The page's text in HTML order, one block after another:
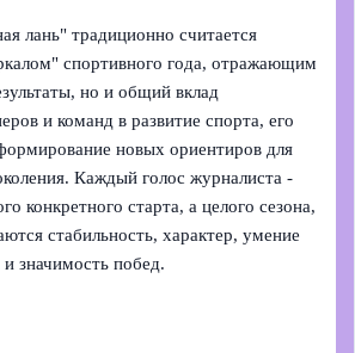
лань" традиционно считается
спортивного года, отражающим
но и общий вклад
и команд в развитие спорта, его
новых ориентиров для
Каждый голос журналиста -
конкретного старта, а целого сезона,
стабильность, характер, умение
значимость побед.